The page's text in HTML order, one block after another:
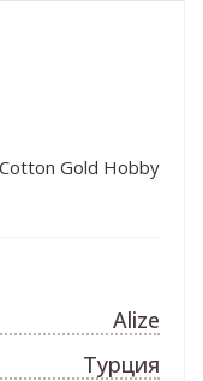
Gold Hobby
Alize
Турция